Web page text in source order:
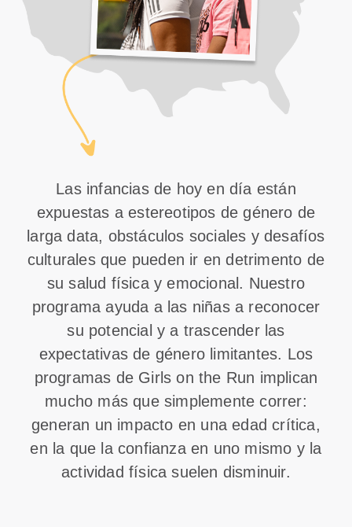
Las infancias de hoy en día están
expuestas a estereotipos de género de
larga data, obstáculos sociales y desafíos
culturales que pueden ir en detrimento de
su salud física y emocional. Nuestro
programa ayuda a las niñas a reconocer
su potencial y a trascender las
expectativas de género limitantes. Los
programas de Girls on the Run implican
mucho más que simplemente correr:
generan un impacto en una edad crítica,
en la que la confianza en uno mismo y la
actividad física suelen disminuir.